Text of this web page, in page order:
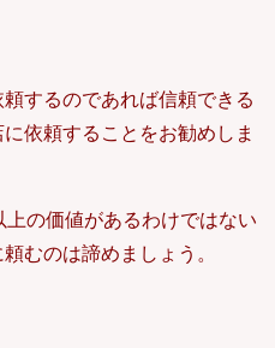
するのであれば信頼できる
依頼することをお勧めしま
の価値があるわけではない
むのは諦めましょう。